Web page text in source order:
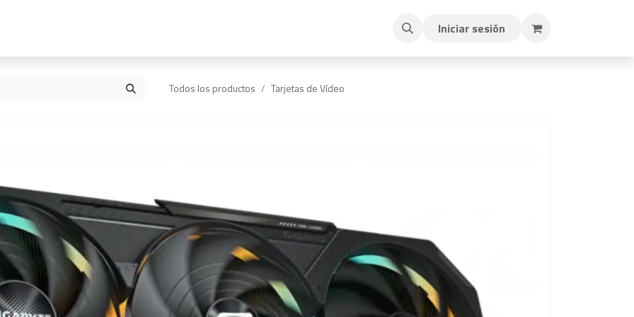
Iniciar sesión
Todos los productos Tarjetas de Vídeo